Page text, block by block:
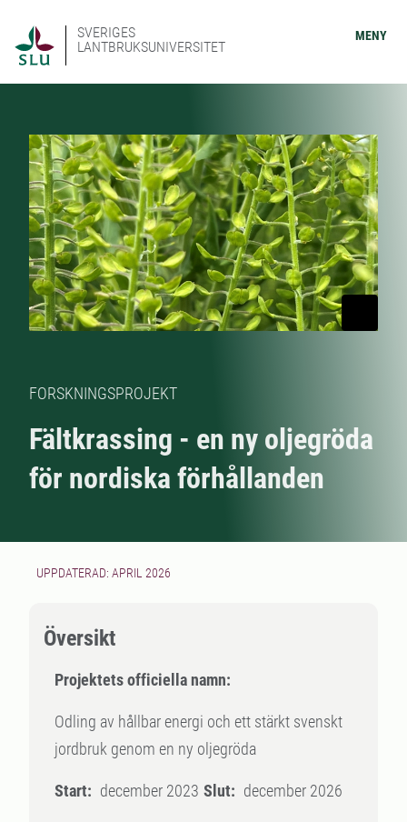
SVERIGES
LANTBRUKSUNIVERSITET
MENY
FORSKNINGSPROJEKT
Fältkrassing - en ny oljegröda
för nordiska förhållanden
UPPDATERAD: APRIL 2026
Översikt
Projektets officiella namn:
Odling av hållbar energi och ett stärkt svenskt
jordbruk genom en ny oljegröda
Start: december 2023 Slut: december 2026